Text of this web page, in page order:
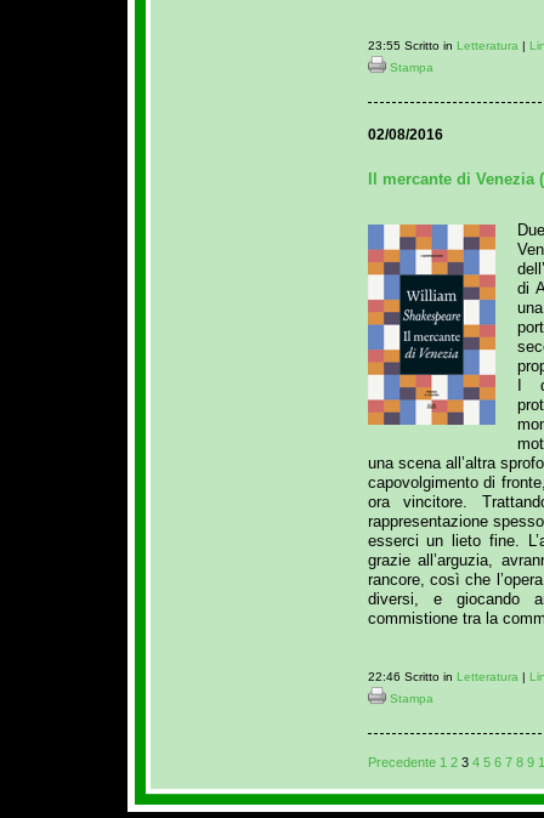
23:55 Scritto in Letteratura|
Stampa
02/08/2016
Il mercante di Venezia
di
I
una scena all’altra
capovolgimento di
ora vincitore.
rappresentazione
esserci un lieto fine.
grazie all’arguzia,
rancore, così che
diversi, e giocando
commistione tra la
22:46 Scritto in Letteratura |
Stampa
Precedente 1 2 3 4 5 6 7 8 9